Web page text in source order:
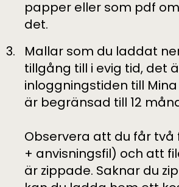
papper eller som pdf
det.
Mallar som du laddat
tillgång till i evig tid, det
inloggningstiden till
är begränsad till 12
Observera att du får två
+ anvisningsfil) och att
är zippade. Saknar du